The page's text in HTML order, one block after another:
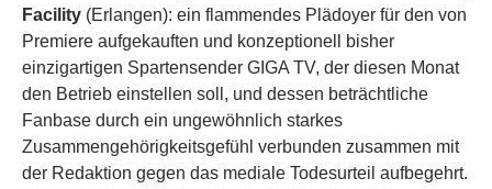
Facility (Erlangen): ein flammendes Plädoyer für den von
Premiere aufgekauften und konzeptionell bisher
einzigartigen Spartensender GIGA TV, der diesen Monat
den Betrieb einstellen soll, und dessen beträchtliche
Fanbase durch ein ungewöhnlich starkes
Zusammengehörigkeitsgefühl verbunden zusammen mit
der Redaktion gegen das mediale Todesurteil aufbegehrt.